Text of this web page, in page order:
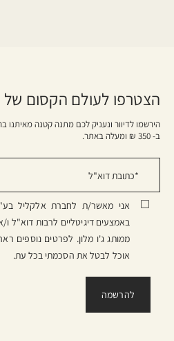
הצטרפו לעולם הקסום של
הירשמו לדיוור ונעניק לכם מתנה קטנה מאיתנו
ב- 350 ₪ ומעלה באתר.
אני מאשר/ת לחברת אלקליל
ממותג ג'ו מלון. לפרטים נוספים
אוכל לבטל את הסכמתי בכל עת.